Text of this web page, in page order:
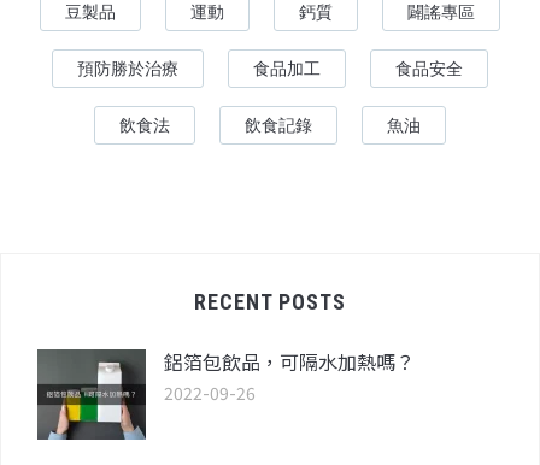
豆製品 運動 鈣質 闢謠專區
預防勝於治療 食品加工 食品安全
飲食法 飲食記錄 魚油
RECENT POSTS
鋁箔包飲品，可隔水加熱嗎？
2022-09-26